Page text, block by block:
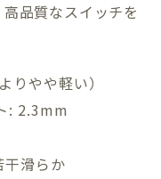
品質なスイッチを
やや軽い）
: 2.3mm
滑らか